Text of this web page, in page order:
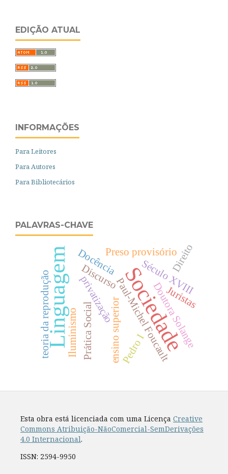
EDIÇÃO ATUAL
INFORMAÇÕES
Para Leitores
Para Autores
Para Bibliotecários
PALAVRAS-CHAVE
Sociedade
Linguagem Paul-Michel Foucault
Discurso
privatização
teoria da reprodução ensino superior
Docência Século XVIII
Pedro I
IluminismoPrática Social Doutora Solange
Direito
Preso provisório
Juristas
Esta obra está licenciada com uma Licença Creative
Commons Atribuição-NãoComercial-SemDerivações
4.0 Internacional.
ISSN: 2594-9950